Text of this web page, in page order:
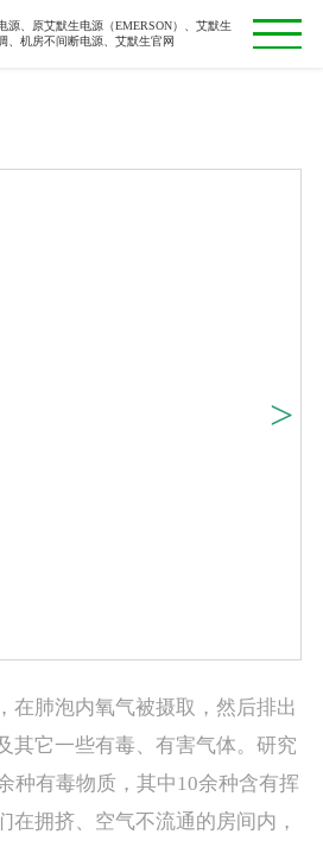
>
在肺泡内氧气被摄取，然后排出
其它一些有毒、有害气体。研究
种有毒物质，其中10余种含有挥
在拥挤、空气不流通的房间内，